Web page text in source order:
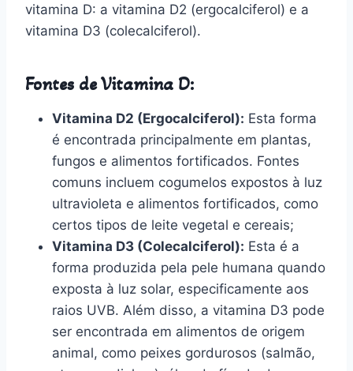
vitamina D: a vitamina D2 (ergocalciferol) e a
vitamina D3 (colecalciferol).
Fontes de Vitamina D:
Vitamina D2 (Ergocalciferol): Esta forma
é encontrada principalmente em plantas,
fungos e alimentos fortificados. Fontes
comuns incluem cogumelos expostos à luz
ultravioleta e alimentos fortificados, como
certos tipos de leite vegetal e cereais;
Vitamina D3 (Colecalciferol): Esta é a
forma produzida pela pele humana quando
exposta à luz solar, especificamente aos
raios UVB. Além disso, a vitamina D3 pode
ser encontrada em alimentos de origem
animal, como peixes gordurosos (salmão,